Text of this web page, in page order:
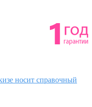
носит справочный